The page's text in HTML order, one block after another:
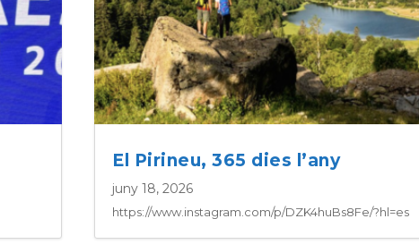
El Pirineu, 365 dies l’any
juny 18, 2026
https://www.instagram.com/p/DZK4huBs8Fe/?hl=es